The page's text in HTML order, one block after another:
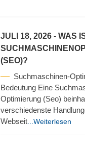
JULI 18, 2026 - WAS
(SEO)?
Suchmaschinen-
Bedeutung Eine
Optimierung (Seo)
verschiedenste
Webseit ...Weiterlesen